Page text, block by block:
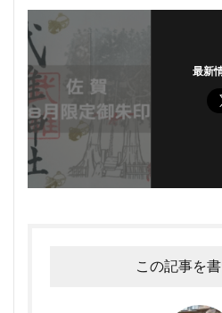
最新
この記事を